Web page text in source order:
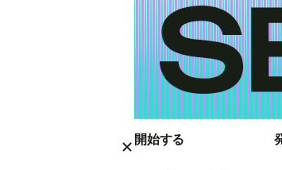
開始する